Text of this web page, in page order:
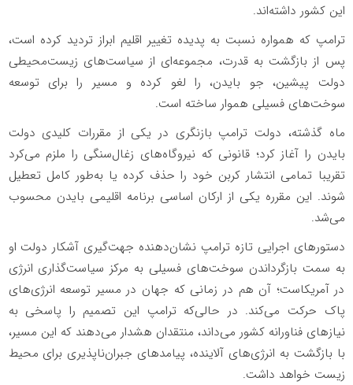
این کشور داشته‌اند.
ترامپ که همواره نسبت به پدیده تغییر اقلیم ابراز تردید کرده است،
پس از بازگشت به قدرت، مجموعه‌ای از سیاست‌های زیست‌محیطی
دولت پیشین، جو بایدن، را لغو کرده و مسیر را برای توسعه
سوخت‌های فسیلی هموار ساخته است.
ماه گذشته، دولت ترامپ بازنگری در یکی از مقررات کلیدی دولت
بایدن را آغاز کرد؛ قانونی که نیروگاه‌های زغال‌سنگی را ملزم می‌کرد
تقریبا تمامی انتشار کربن خود را حذف کرده یا به‌طور کامل تعطیل
شوند. این مقرره یکی از ارکان اساسی برنامه اقلیمی بایدن محسوب
می‌شد.
دستورهای اجرایی تازه ترامپ نشان‌دهنده جهت‌گیری آشکار دولت او
به سمت بازگرداندن سوخت‌های فسیلی به مرکز سیاست‌گذاری انرژی
در آمریکاست؛ آن هم در زمانی که جهان در مسیر توسعه انرژی‌های
پاک حرکت می‌کند. در حالی‌که ترامپ این تصمیم را پاسخی به
نیازهای فناورانه کشور می‌داند، منتقدان هشدار می‌دهند که این مسیر،
با بازگشت به انرژی‌های آلاینده، پیامدهای جبران‌ناپذیری برای محیط
زیست خواهد داشت.